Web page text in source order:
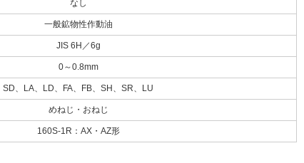
なし
一般鉱物性作動油
JIS 6H／6g
0～0.8mm
SD、LA、LD、FA、FB、SH、SR、LU
めねじ・おねじ
160S-1R：AX・AZ形